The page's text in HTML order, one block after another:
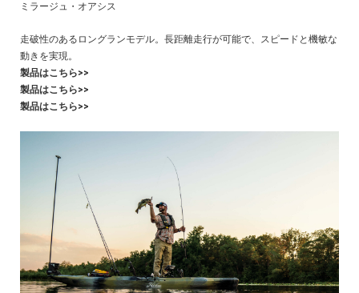
ミラージュ・オアシス
走破性のあるロングランモデル。長距離走行が可能で、スピードと機敏な
動きを実現。
製品はこちら>>
製品はこちら>>
製品はこちら>>